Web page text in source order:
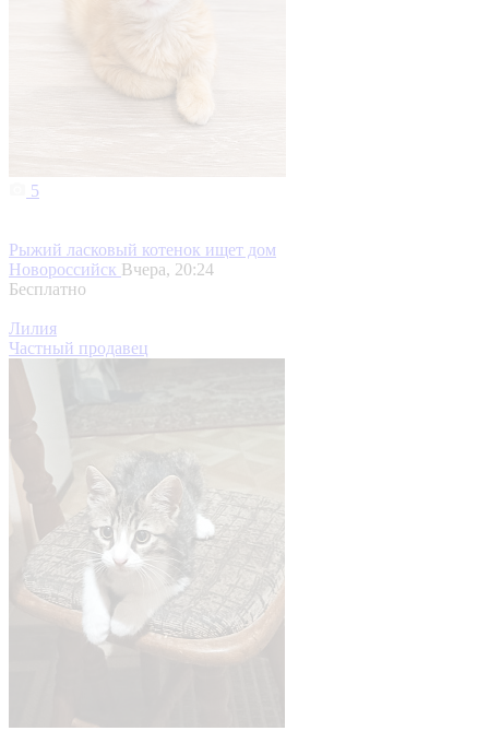
5
Рыжий ласковый котенок ищет дом
Новороссийск Вчера, 20:24
Бесплатно
Лилия
Частный продавец